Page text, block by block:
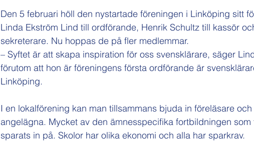
Den 5 februari höll den nystartade föreningen i Linköping sitt
Linda Ekström Lind till ordförande, Henrik Schultz till kassör
sekreterare. Nu hoppas de på fler medlemmar.
– Syftet är att skapa inspiration för oss svensklärare, säger
förutom att hon är föreningens första ordförande är
Linköping.
I en lokalförening kan man tillsammans bjuda in föreläsare
angelägna. Mycket av den ämnesspecifika fortbildningen
sparats in på. Skolor har olika ekonomi och alla har sparkrav.